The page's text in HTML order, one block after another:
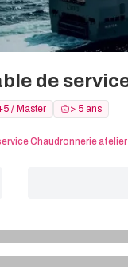
de
/ Master > 5 ans
Chaudronnerie atelier